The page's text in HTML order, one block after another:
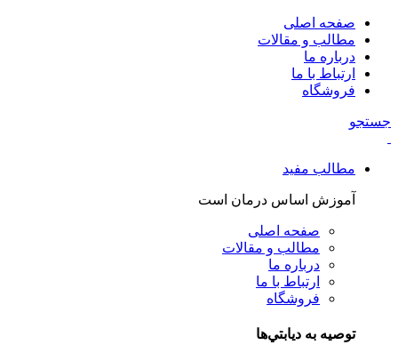
صفحه اصلی
مطالب و مقالات
درباره ما
ارتباط با ما
فروشگاه
جستجو
مطالب مفید
آموزش اساس درمان است
صفحه اصلی
مطالب و مقالات
درباره ما
ارتباط با ما
فروشگاه
توصيه به ديابتي‌ها